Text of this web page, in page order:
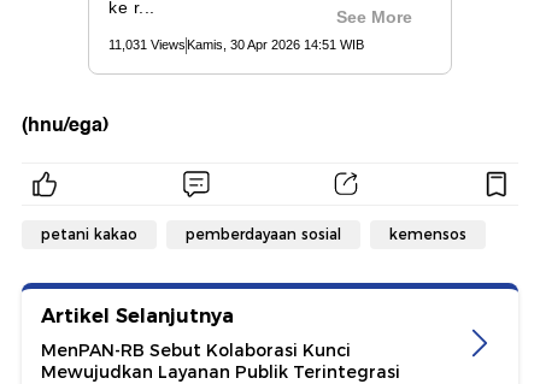
(hnu/ega)
petani kakao pemberdayaan sosial kemensos
Artikel Selanjutnya
MenPAN-RB Sebut Kolaborasi Kunci
Mewujudkan Layanan Publik Terintegrasi